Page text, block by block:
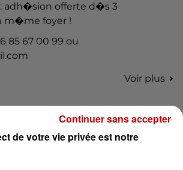
: adh�sion offerte d�s 3
m�me foyer !
85 67 00 99 ou
Voir plus
Royan : elle tente d’écraser son
conjoint et dit regretter...
de votre vie privée est notre
Continuer sans accepter